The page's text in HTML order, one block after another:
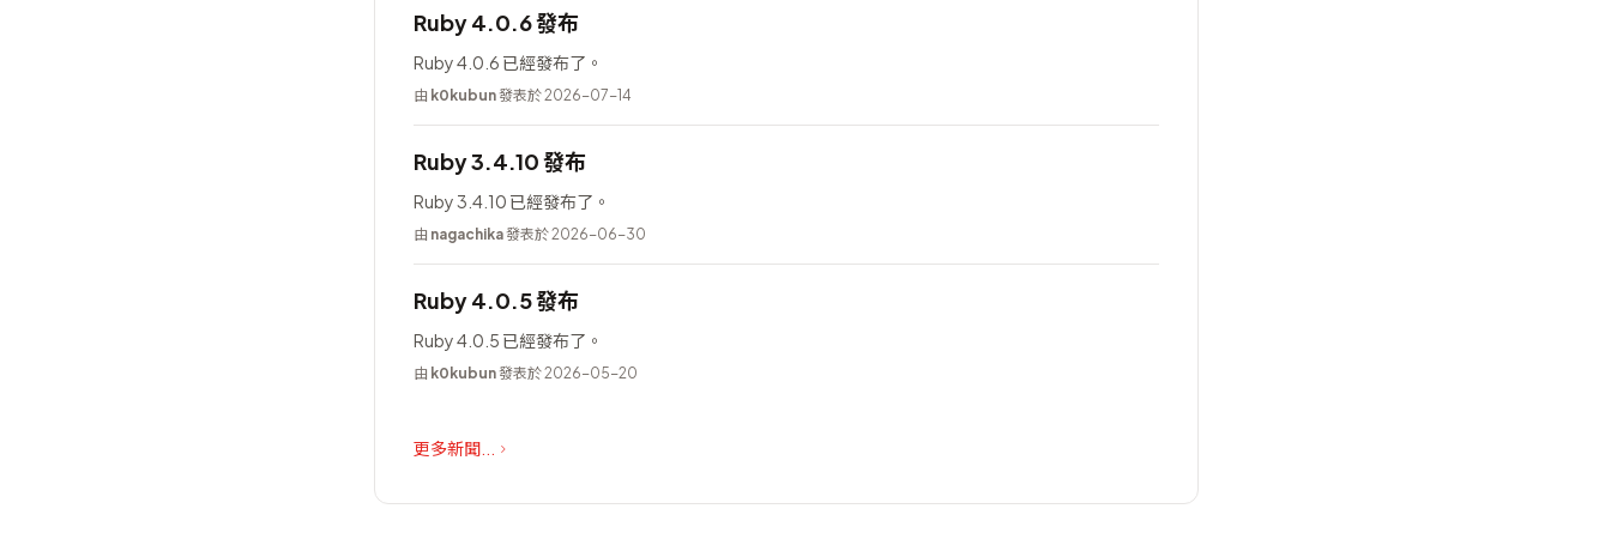
Ruby 4.0.6 發布
Ruby 4.0.6 已經發布了。
由 k0kubun發表於 2026-07-14
Ruby 3.4.10 發布
Ruby 3.4.10 已經發布了。
由 nagachika發表於 2026-06-30
Ruby 4.0.5 發布
Ruby 4.0.5 已經發布了。
由 k0kubun發表於 2026-05-20
更多新聞...